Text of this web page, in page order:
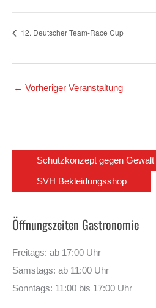
12. Deutscher Team-Race Cup
← Vorheriger Veranstaltung
Schutzkonzept gegen Gewalt
SVH Bekleidungsshop
Öffnungszeiten Gastronomie
Freitags: ab 17:00 Uhr
Samstags: ab 11:00 Uhr
Sonntags: 11:00 bis 17:00 Uhr